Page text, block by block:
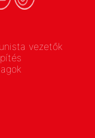
vezetők